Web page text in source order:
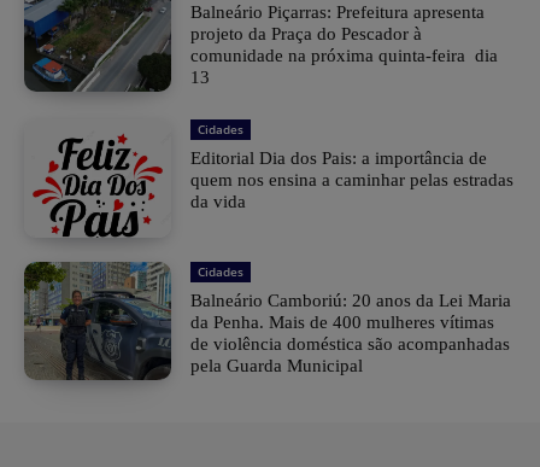
Balneário Piçarras: Prefeitura apresenta
projeto da Praça do Pescador à
comunidade na próxima quinta-feira dia
13
Cidades
Editorial Dia dos Pais: a importância de
quem nos ensina a caminhar pelas estradas
da vida
Cidades
Balneário Camboriú: 20 anos da Lei Maria
da Penha. Mais de 400 mulheres vítimas
de violência doméstica são acompanhadas
pela Guarda Municipal